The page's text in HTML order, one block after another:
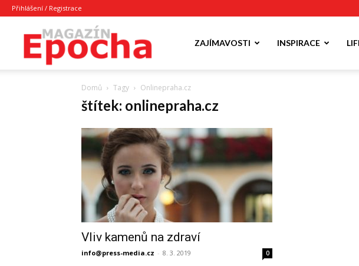
Přihlášení / Registrace
Magazín
ZAJÍMAVOSTI INSPIRACE
Domů Tagy Onlinepraha.cz
štítek: onlinepraha.cz
Vliv kamenů na zdraví
info@press-media.cz - 8. 3. 2019 0